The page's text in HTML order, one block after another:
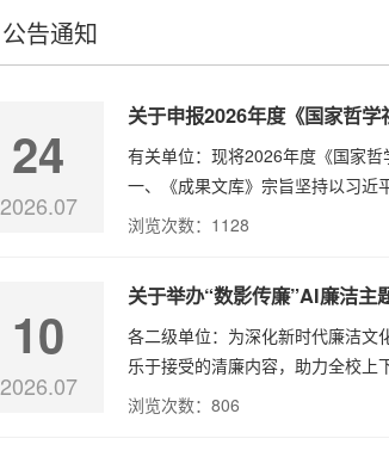
公告通知
24
2026.07
关于申报2026年度《国家哲
有关单位：现将2026年度《国家哲
一、《成果文库》宗旨坚持以习近
浏览次数： 1128
10
2026.07
关于举办“数影传廉”AI廉洁主
各二级单位：为深化新时代廉洁文
乐于接受的清廉内容，助力全校上
浏览次数： 806